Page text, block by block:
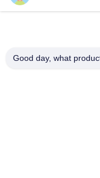
৪৫৫৩৫-২৮০২০ ৪৫৫৩৫-২৬০৩০
28323-AG000
Good day, what